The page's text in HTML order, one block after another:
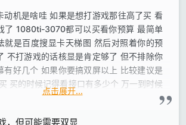
动机是啥哇 如果是想打游戏那往高了买 看
了 1080ti-3070都可以买看你预算 最简单
就是百度搜显卡天梯图 然后对照着你的预
不打游戏的话核显是肯定够了 但不排除你
有好几个 如果你要搞双屏以上 比较建议是
买的时候记得看接口有多少个 万一到时候
于换显卡 如果是单屏那就是低端显卡随便
点击展开...
，但可能需要双显